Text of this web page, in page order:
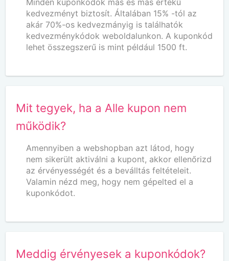
kedvezményt biztosít. Általában 15% -tól az
akár 70%-os kedvezmányig is találhatók
kedvezménykódok weboldalunkon. A kuponkód
lehet összegszerű is mint például 1500 ft.
Mit tegyek, ha a Alle kupon nem
működik?
Amennyiben a webshopban azt látod, hogy
nem sikerült aktiválni a kupont, akkor ellenőrizd
az érvényességét és a beválltás feltételeit.
Valamin nézd meg, hogy nem gépelted el a
kuponkódot.
Meddig érvényesek a kuponkódok?